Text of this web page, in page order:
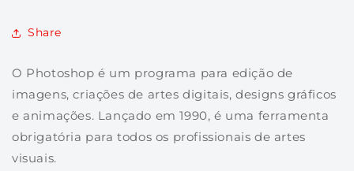
Share
O Photoshop é um programa para edição de
imagens, criações de artes digitais, designs gráficos
e animações. Lançado em 1990, é uma ferramenta
obrigatória para todos os profissionais de artes
visuais.